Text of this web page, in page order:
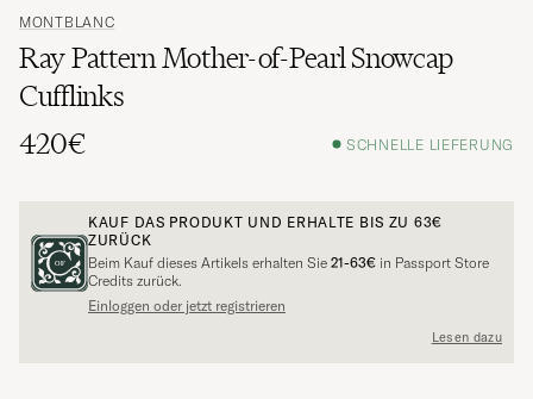
MONTBLANC
Ray Pattern Mother-of-Pearl Snowcap
Cufflinks
420€
SCHNELLE LIEFERUNG
KAUF DAS PRODUKT UND ERHALTE BIS ZU 63€
ZURÜCK
Beim Kauf dieses Artikels erhalten Sie 21-63€ in Passport Store
Credits zurück.
Einloggen oder jetzt registrieren
Lesen dazu